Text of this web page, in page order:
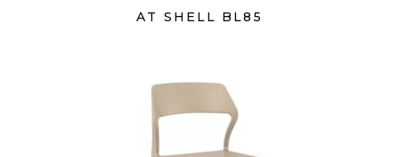
AT SHELL BL85